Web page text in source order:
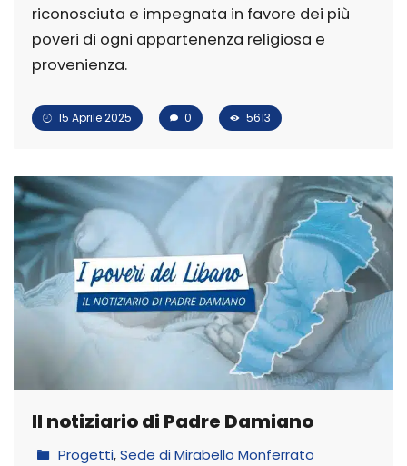
riconosciuta e impegnata in favore dei più
poveri di ogni appartenenza religiosa e
provenienza.
15 Aprile 2025 0 5613
Il notiziario di Padre Damiano
Progetti,Sede di Mirabello Monferrato